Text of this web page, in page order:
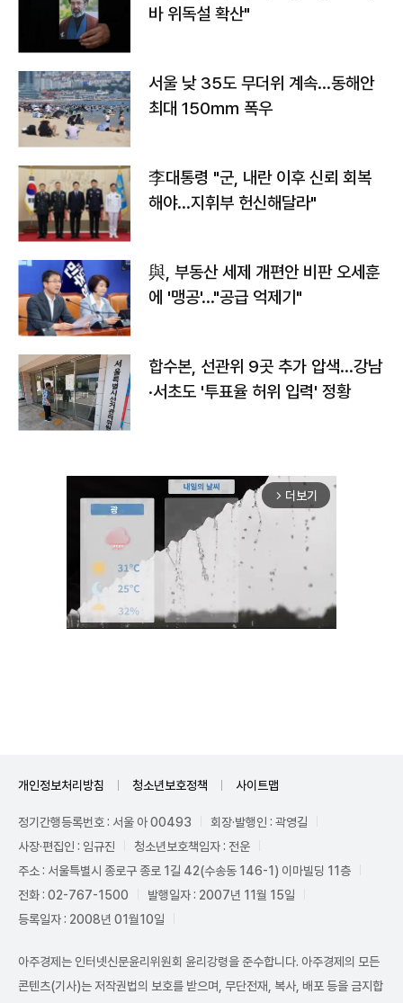
바 위독설 확산"
서울 낮 35도 무더위 계속…동해안
최대 150㎜ 폭우
李대통령 "군, 내란 이후 신뢰 회복
해야…지휘부 헌신해달라"
與, 부동산 세제 개편안 비판 오세훈
에 '맹공'…"공급 억제기"
합수본, 선관위 9곳 추가 압색…강남
·서초도 '투표율 허위 입력' 정황
arrow_forward_ios 더보기
개인정보처리방침 청소년보호정책 사이트맵
정기간행등록번호 : 서울 아 00493
회장·발행인 : 곽영길
사장·편집인 : 임규진
청소년보호책임자 : 전운
주소 : 서울특별시 종로구 종로 1길 42(수송동 146-1) 이마빌딩 11층
전화 : 02-767-1500
발행일자 : 2007년 11월 15일
등록일자 : 2008년 01월10일
아주경제는 인터넷신문윤리위원회 윤리강령을 준수합니다. 아주경제의 모든
콘텐츠(기사)는 저작권법의 보호를 받으며, 무단전재, 복사, 배포 등을 금지합